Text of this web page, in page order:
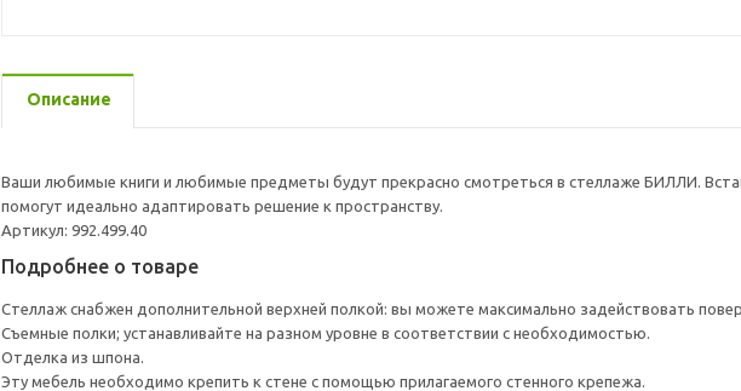
Описание
Ваши любимые книги и любимые предметы будут прекрасно смотреться в стеллаже БИЛЛИ.
помогут идеально адаптировать решение к пространству.
Артикул: 992.499.40
Подробнее о товаре
Стеллаж снабжен дополнительной верхней полкой: вы можете максимально задействовать
Съемные полки; устанавливайте на разном уровне в соответствии с необходимостью.
Отделка из шпона.
Эту мебель необходимо крепить к стене с помощью прилагаемого стенного крепежа.